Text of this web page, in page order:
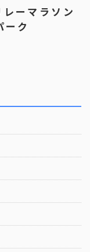
ーマラソン
ク